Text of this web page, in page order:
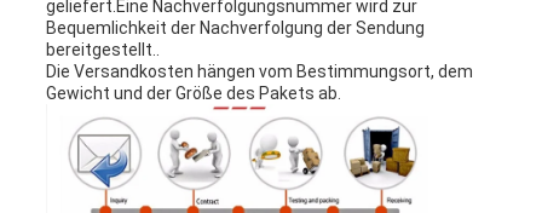
geliefert.Eine Nachverfolgungsnummer wird zur
Bequemlichkeit der Nachverfolgung der Sendung
bereitgestellt..
Die Versandkosten hängen vom Bestimmungsort, dem
Gewicht und der Größe des Pakets ab.